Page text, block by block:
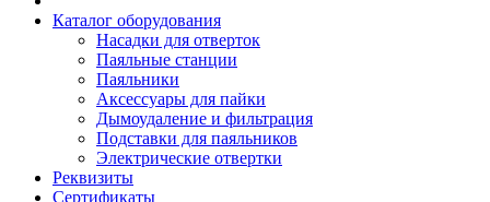
Каталог оборудования
Насадки для отверток
Паяльные станции
Паяльники
Аксессуары для пайки
Дымоудаление и фильтрация
Подставки для паяльников
Электрические отвертки
Реквизиты
Сертификаты